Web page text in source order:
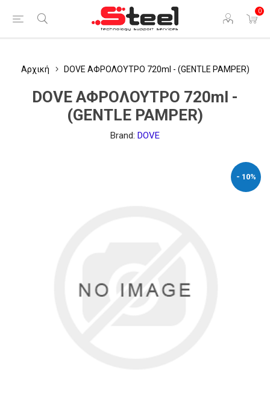
0
Αρχική DOVE ΑΦΡΟΛΟΥΤΡO 720ml - (GENTLE PAMPER)
DOVE ΑΦΡΟΛΟΥΤΡO 720ml -
(GENTLE PAMPER)
Brand: DOVE
- 10%